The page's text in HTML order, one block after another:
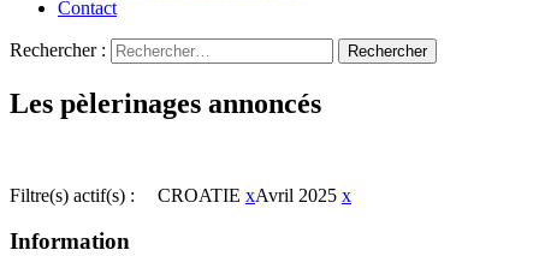
Contact
Rechercher :
Les pèlerinages annoncés
Filtre(s) actif(s) : CROATIE xAvril 2025 x
Information